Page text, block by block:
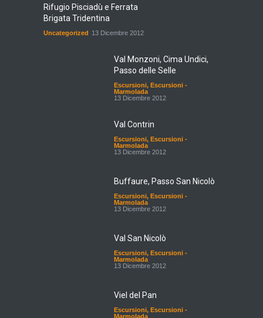
Rifugio Pisciadù e Ferrata
Brigata Tridentina
Uncategorized 13 Dicembre 2012
Val Monzoni, Cima Undici,
Passo delle Selle
Escursioni, Escursioni -
Marmolada
13 Dicembre 2012
Val Contrin
Escursioni, Escursioni -
Marmolada
13 Dicembre 2012
Buffaure, Passo San Nicolò
Escursioni, Escursioni -
Marmolada
13 Dicembre 2012
Val San Nicolò
Escursioni, Escursioni -
Marmolada
13 Dicembre 2012
Viel del Pan
Escursioni, Escursioni -
Marmolada